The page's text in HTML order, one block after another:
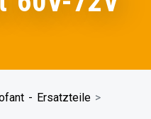
- Ersatzteile >